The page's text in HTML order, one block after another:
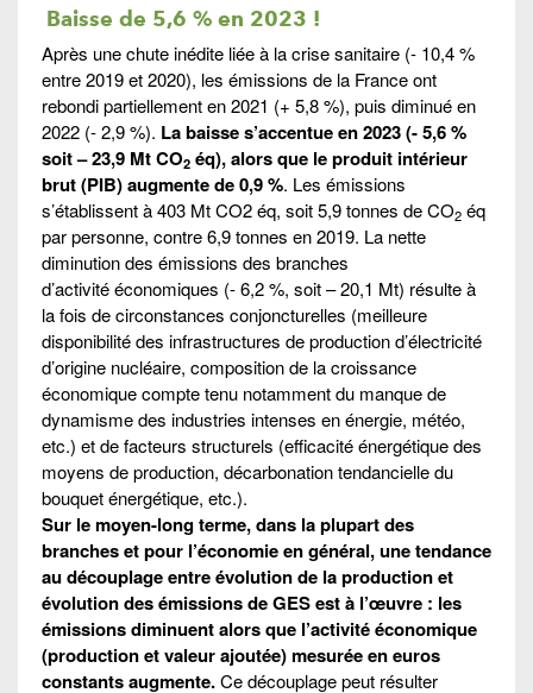
Baisse de 5,6 % en 2023 !
Après une chute inédite liée à la crise sanitaire (- 10,4 %
entre 2019 et 2020), les émissions de la France ont
rebondi partiellement en 2021 (+ 5,8 %), puis diminué en
2022 (- 2,9 %). La baisse s’accentue en 2023 (- 5,6 %
soit – 23,9 Mt CO2 éq), alors que le produit intérieur
brut (PIB) augmente de 0,9 %. Les émissions
s’établissent à 403 Mt CO2 éq, soit 5,9 tonnes de CO2 éq
par personne, contre 6,9 tonnes en 2019. La nette
diminution des émissions des branches
d’activité économiques (- 6,2 %, soit – 20,1 Mt) résulte à
la fois de circonstances conjoncturelles (meilleure
disponibilité des infrastructures de production d’électricité
d’origine nucléaire, composition de la croissance
économique compte tenu notamment du manque de
dynamisme des industries intenses en énergie, météo,
etc.) et de facteurs structurels (efficacité énergétique des
moyens de production, décarbonation tendancielle du
bouquet énergétique, etc.).
Sur le moyen-long terme, dans la plupart des
branches et pour l’économie en général, une tendance
au découplage entre évolution de la production et
évolution des émissions de GES est à l’œuvre : les
émissions diminuent alors que l’activité économique
(production et valeur ajoutée) mesurée en euros
constants augmente.Ce découplage peut résulter